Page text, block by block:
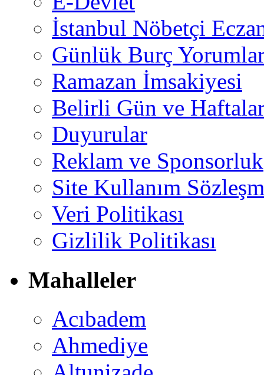
İstanbul Nöbetçi
Günlük Burç
Ramazan İmsakiyesi
Belirli Gün ve
Duyurular
Reklam ve Sponsorluk
Site Kullanım
Veri Politikası
Gizlilik Politikası
Mahalleler
Acıbadem
Ahmediye